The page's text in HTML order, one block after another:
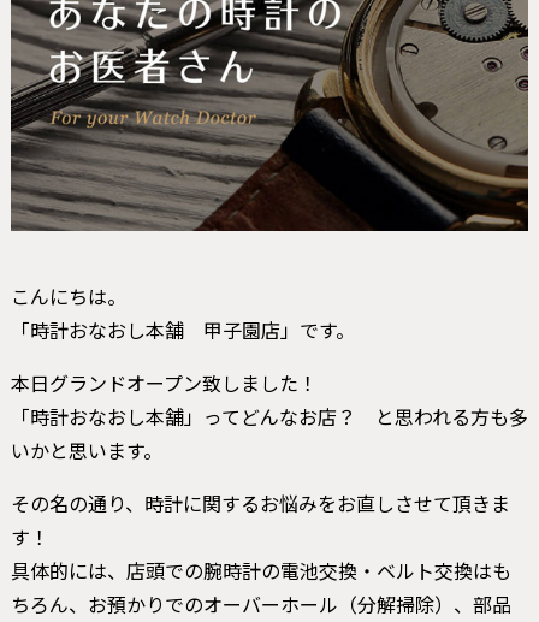
こんにちは。
「時計おなおし本舗 甲子園店」です。
本日グランドオープン致しました！
「時計おなおし本舗」ってどんなお店？ と思われる方も多
いかと思います。
その名の通り、時計に関するお悩みをお直しさせて頂きま
す！
具体的には、店頭での腕時計の電池交換・ベルト交換はも
ちろん、お預かりでのオーバーホール（分解掃除）、部品